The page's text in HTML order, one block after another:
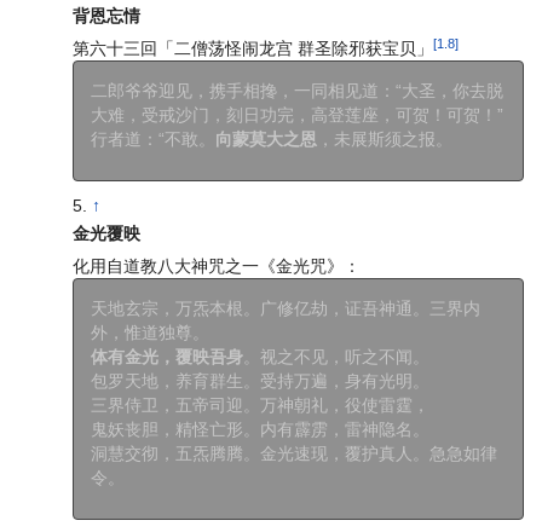
背恩忘情
第六十三回「二僧荡怪闹龙宫 群圣除邪获宝贝」
[1.8]
二郎爷爷迎见，携手相搀，一同相见道：“大圣，你去脱
大难，受戒沙门，刻日功完，高登莲座，可贺！可贺！”
行者道：“不敢。 向蒙莫大之恩 ，未展斯须之报。
↑
金光覆映
化用自道教八大神咒之一《金光咒》：
天地玄宗，万炁本根。广修亿劫，证吾神通。三界内
外，惟道独尊。
体有金光，覆映吾身。视之不见，听之不闻。
包罗天地，养育群生。受持万遍，身有光明。
三界侍卫，五帝司迎。万神朝礼，役使雷霆，
鬼妖丧胆，精怪亡形。内有霹雳，雷神隐名。
洞慧交彻，五炁腾腾。金光速现，覆护真人。急急如律
令。